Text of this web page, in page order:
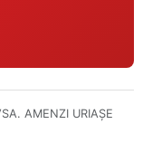
AMENZI URIAȘE